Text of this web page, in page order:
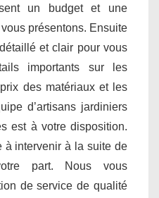
un budget et une
présentons. Ensuite
et clair pour vous
importants sur les
des matériaux et les
d’artisans jardiniers
est à votre disposition.
à intervenir à la suite de
part. Nous vous
de service de qualité